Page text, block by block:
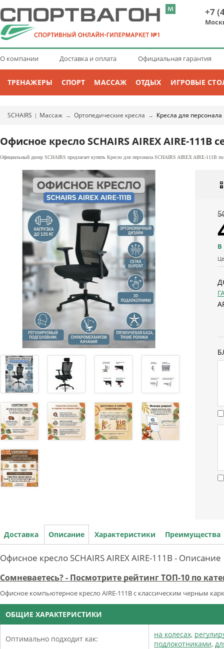
+7
О компании Доставка и оплата Официальная гарантия
ТРЕНАЖЕРЫ СПОРТ МАССАЖ ОТДЫХ ИГРОВЫЕ
SCHAIRS | Массаж → Ортопедические кресла → Кресла для персонала
Офисное кресло SCHAIRS AIREX AIRE-111B
Официальный дилер SCHAIRS предлагает купить Кресло для персонала SCHAIRS AIREX AIRE-111B
Доставка Описание Характеристики Преимущества
Офисное кресло SCHAIRS AIREX AIRE-111B - Описание
Сомневаетесь? - Посмотрите рейтинг ТОП-10 по
Офисное компьютерное кресло AIRE-111B с классическим черным
ОБЩИЕ ХАРАКТЕРИСТИКИ
Оптимально подходит как: на колесах,
подлокотниками,